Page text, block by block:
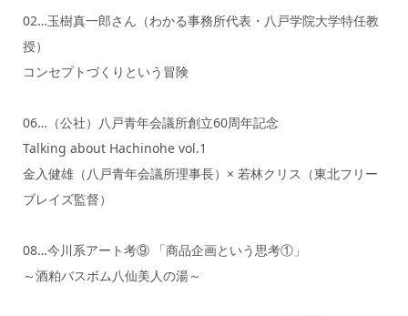
02…玉樹真一郎さん（わかる事務所代表・八戸学院大学特任教
授）
コンセプトづくりという冒険
06…（公社）八戸青年会議所創立60周年記念
Talking about Hachinohe vol.1
金入健雄（八戸青年会議所理事長）× 若林クリス（東北フリー
ブレイズ監督）
08…今川系アート考⑨ 「商品企画という思考①」
～酒粕バスボム八仙美人の湯～